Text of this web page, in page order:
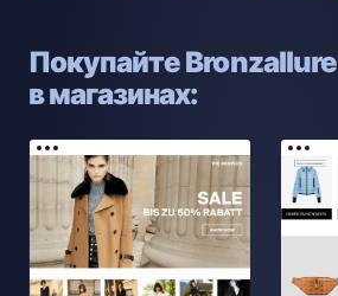
Покупайте Bronzallure
в магазинах: